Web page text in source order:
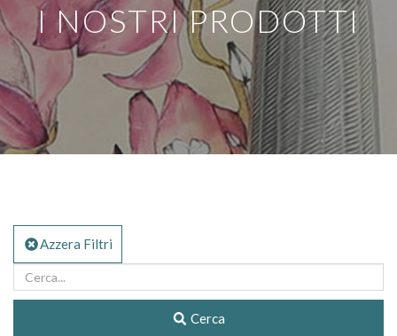
I NOSTRI PRODOTTI
Azzera Filtri
Cerca